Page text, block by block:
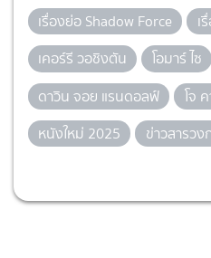
เรื่องย่อ Shadow Force
เ
เคอร์รี วอชิงตัน
โอมาร์ ไซ
ดาวิน จอย แรนดอลฟ์
โจ
หนังใหม่ 2025
ข่าวสารว